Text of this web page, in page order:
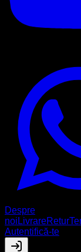
Despre
noi LivrareRetur
Autentifică-te